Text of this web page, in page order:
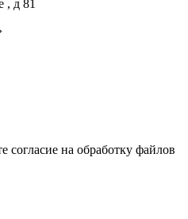
, д 81
согласие на обработку файлов